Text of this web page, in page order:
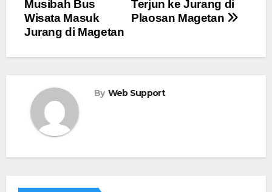
Terjun ke Jurang di
Plaosan Magetan
Musibah Bus
Wisata Masuk
Jurang di Magetan
By Web Support